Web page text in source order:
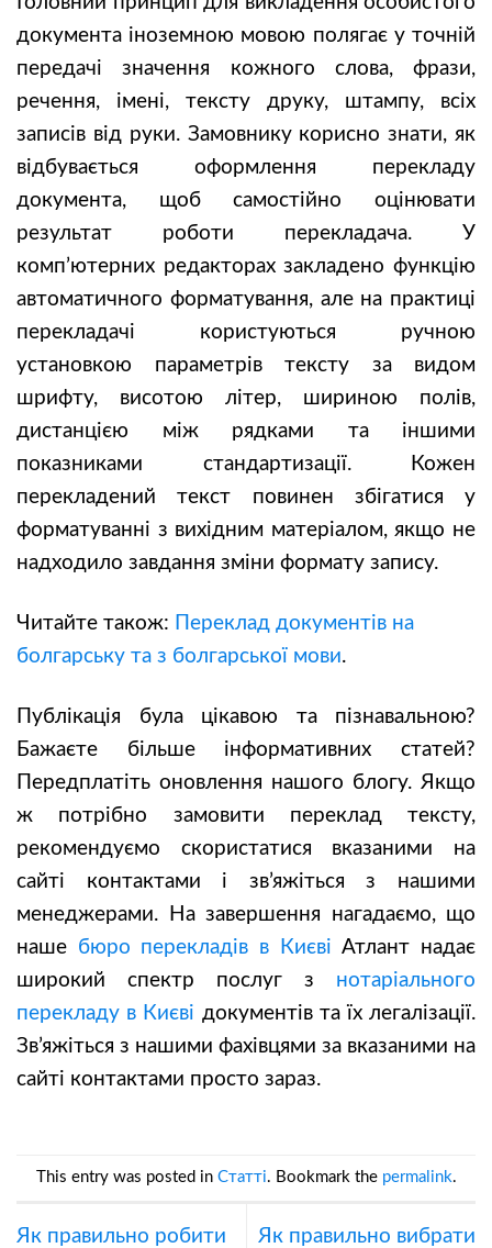
документа іноземною мовою полягає у точній
передачі значення кожного слова, фрази,
речення, імені, тексту друку, штампу, всіх
записів від руки. Замовнику корисно знати, як
відбувається оформлення перекладу
документа, щоб самостійно оцінювати
результат роботи перекладача. У
комп’ютерних редакторах закладено функцію
автоматичного форматування, але на практиці
перекладачі користуються ручною
установкою параметрів тексту за видом
шрифту, висотою літер, шириною полів,
дистанцією між рядками та іншими
показниками стандартизації. Кожен
перекладений текст повинен збігатися у
форматуванні з вихідним матеріалом, якщо не
надходило завдання зміни формату запису.
Читайте також: Переклад документів на
болгарську та з болгарської мови.
Публікація була цікавою та пізнавальною?
Бажаєте більше інформативних статей?
Передплатіть оновлення нашого блогу. Якщо
ж потрібно замовити переклад тексту,
рекомендуємо скористатися вказаними на
сайті контактами і зв’яжіться з нашими
менеджерами. На завершення нагадаємо, що
наше бюро перекладів в Києві Атлант надає
широкий спектр послуг з нотаріального
перекладу в Києві документів та їх легалізації.
Зв’яжіться з нашими фахівцями за вказаними на
сайті контактами просто зараз.
This entry was posted in Статті. Bookmark the permalink.
Як правильно робити
Як правильно вибрати